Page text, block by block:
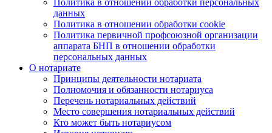
Политика в отношении обработки персональных
данных
Политика в отношении обработки cookie
Политика первичной профсоюзной организации
аппарата БНП в отношении обработки
персональных данных
О нотариате
Принципы деятельности нотариата
Полномочия и обязанности нотариуса
Перечень нотариальных действий
Место совершения нотариальных действий
Кто может быть нотариусом